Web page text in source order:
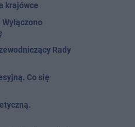
krajówce
Rady
Co się